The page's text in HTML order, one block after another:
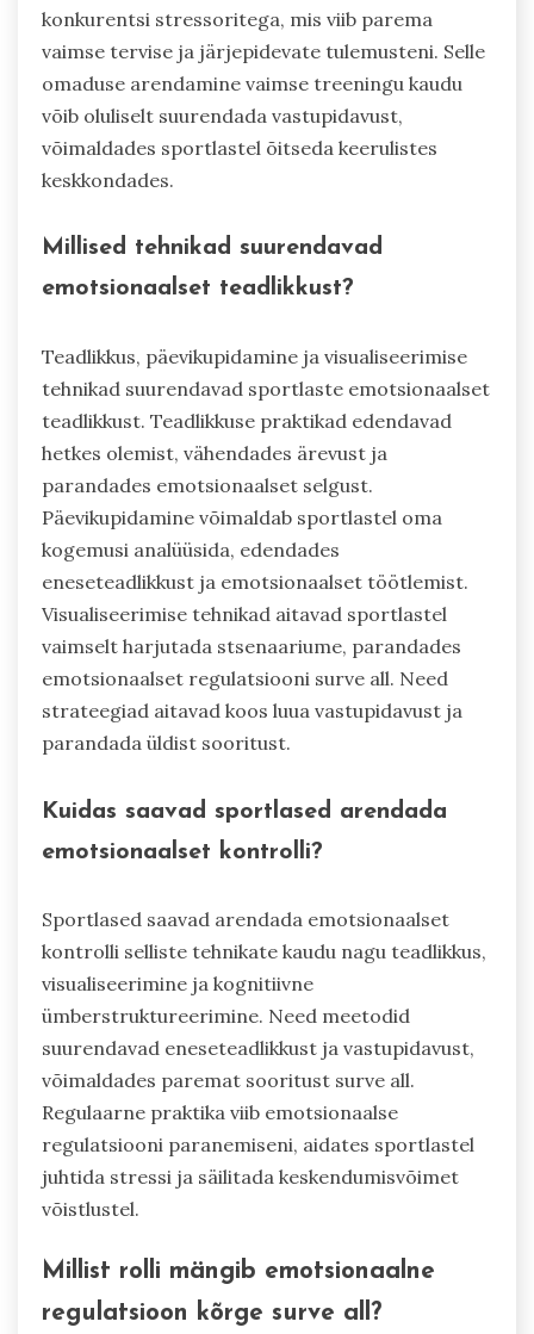
konkurentsi stressoritega, mis viib parema
vaimse tervise ja järjepidevate tulemusteni. Selle
omaduse arendamine vaimse treeningu kaudu
võib oluliselt suurendada vastupidavust,
võimaldades sportlastel õitseda keerulistes
keskkondades.
Millised tehnikad suurendavad
emotsionaalset teadlikkust?
Teadlikkus, päevikupidamine ja visualiseerimise
tehnikad suurendavad sportlaste emotsionaalset
teadlikkust. Teadlikkuse praktikad edendavad
hetkes olemist, vähendades ärevust ja
parandades emotsionaalset selgust.
Päevikupidamine võimaldab sportlastel oma
kogemusi analüüsida, edendades
eneseteadlikkust ja emotsionaalset töötlemist.
Visualiseerimise tehnikad aitavad sportlastel
vaimselt harjutada stsenaariume, parandades
emotsionaalset regulatsiooni surve all. Need
strateegiad aitavad koos luua vastupidavust ja
parandada üldist sooritust.
Kuidas saavad sportlased arendada
emotsionaalset kontrolli?
Sportlased saavad arendada emotsionaalset
kontrolli selliste tehnikate kaudu nagu teadlikkus,
visualiseerimine ja kognitiivne
ümberstruktureerimine. Need meetodid
suurendavad eneseteadlikkust ja vastupidavust,
võimaldades paremat sooritust surve all.
Regulaarne praktika viib emotsionaalse
regulatsiooni paranemiseni, aidates sportlastel
juhtida stressi ja säilitada keskendumisvõimet
võistlustel.
Millist rolli mängib emotsionaalne
regulatsioon kõrge surve all?